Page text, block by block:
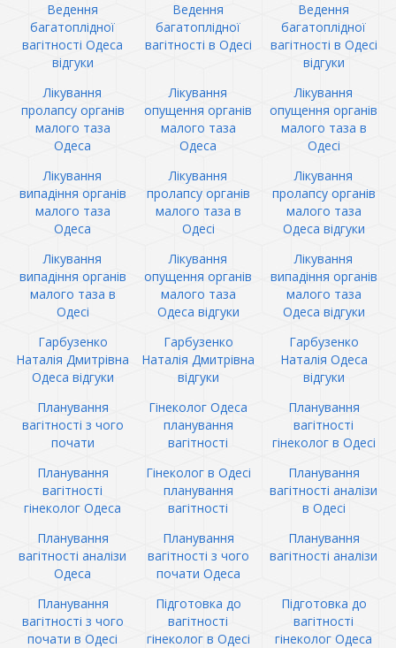
Ведення
багатоплідної
вагітності Одеса
відгуки
Ведення
багатоплідної
вагітності в Одесі
Ведення
багатоплідної
вагітності в Одесі
відгуки
Лікування
пролапсу органів
малого таза
Одеса
Лікування
опущення органів
малого таза
Одеса
Лікування
опущення органів
малого таза в
Одесі
Лікування
випадіння органів
малого таза
Одеса
Лікування
пролапсу органів
малого таза в
Одесі
Лікування
пролапсу органів
малого таза
Одеса відгуки
Лікування
випадіння органів
малого таза в
Одесі
Лікування
опущення органів
малого таза
Одеса відгуки
Лікування
випадіння органів
малого таза
Одеса відгуки
Гарбузенко
Наталія Дмитрівна
Одеса відгуки
Гарбузенко
Наталія Дмитрівна
відгуки
Гарбузенко
Наталія Одеса
відгуки
Планування
вагітності з чого
почати
Гінеколог Одеса
планування
вагітності
Планування
вагітності
гінеколог в Одесі
Планування
вагітності
гінеколог Одеса
Гінеколог в Одесі
планування
вагітності
Планування
вагітності аналізи
в Одесі
Планування
вагітності аналізи
Одеса
Планування
вагітності з чого
почати Одеса
Планування
вагітності аналізи
Планування
вагітності з чого
почати в Одесі
Підготовка до
вагітності
гінеколог в Одесі
Підготовка до
вагітності
гінеколог Одеса